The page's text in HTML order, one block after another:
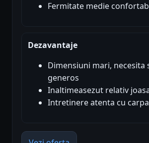
Fermitate medie
Dezavantaje
Dimensiuni mari, necesita
generos
Inaltimeasezut relativ
Intretinere atenta cu